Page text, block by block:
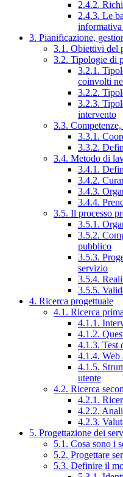
2.4.2.
2.4.3. Le
3. Pianificazione,
3.1. Obiettivi del
3.2. Tipologie di
3.2.1.
coinvolti
3.2.2.
3.2.3.
intervento
3.3.
3.3.1.
3.3.2.
3.4. Metodo di
3.4.1.
3.4.2.
3.4.3.
3.4.4.
3.5. Il processo
3.5.1.
3.5.2.
pubblico
3.5.3.
servizio
3.5.4.
3.5.5.
4. Ricerca progettuale
4.1. Ricerca
4.1.1.
4.1.2.
4.1.3. Test
4.1.4. Web
4.1.5.
utente
4.2. Ricerca
4.2.1.
4.2.2.
4.2.3.
5. Progettazione dei
5.1. Cosa sono i
5.2. Progettare
5.3. Definire il